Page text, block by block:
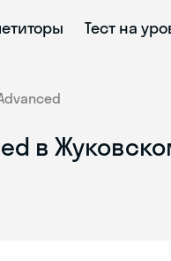
Тест на
в